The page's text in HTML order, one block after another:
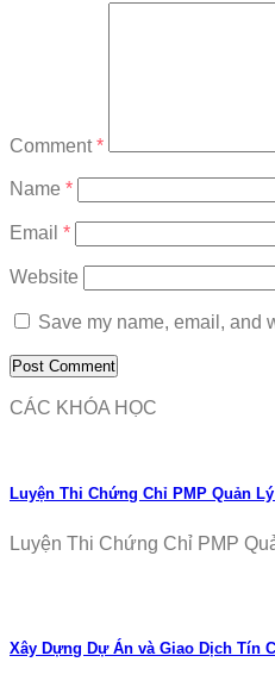
Comment*
Name *
Email *
Website
Save my name, email, and
CÁC KHÓA HỌC
Luyện Thi Chứng Chỉ PMP Quản
Luyện Thi Chứng Chỉ PMP
Xây Dựng Dự Án và Giao Dịch Tín